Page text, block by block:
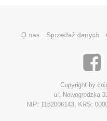
O nas Sprzedaż danych
Copyright by
ul. Nowogrodzka
NIP: 1182006143, KRS: